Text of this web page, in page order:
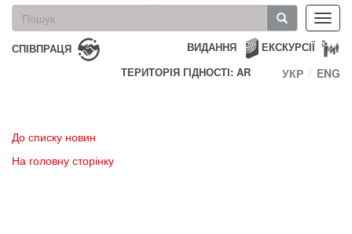
Пошукова
форма
Пошук
СПІВПРАЦЯ ЕКСКУРСІЇ
ВИДАННЯ
ТЕРИТОРІЯ ГІДНОСТІ: AR
УКР ENG
До списку новин
На головну сторінку